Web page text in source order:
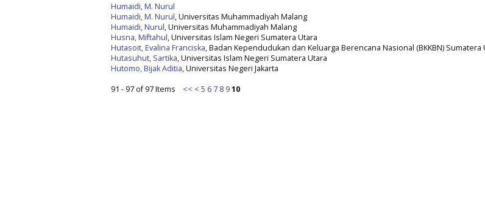
Humaidi, M. Nurul
Humaidi, M. Nurul, Universitas Muhammadiyah Malang
Humaidi, Nurul, Universitas Muhammadiyah Malang
Husna, Miftahul, Universitas Islam Negeri Sumatera Utara
Hutasoit, Evalina Franciska, Badan Kependudukan dan Keluarga Berencana Nasional (BKKBN) Sumatera
Hutasuhut, Sartika, Universitas Islam Negeri Sumatera Utara
Hutomo, Bijak Aditia, Universitas Negeri Jakarta
91 - 97 of 97 Items << < 5 6 7 8 910